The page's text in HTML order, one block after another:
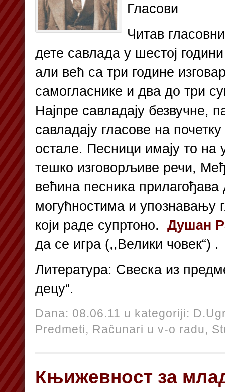
Гласови
Читав
дете савлада у шестој
али већ са три године
самогласнике и два до три
Најпре савладају безвучне,
савладају гласове на
остале. Песници имају то на
тешко изговорљиве речи,
већина песника прилагођава
могућностима и упознавању
који раде супртоно. Душан
да се игра (,,Велики човек“) .
Литература: Свеска из
децу“.
Dana: 08.06.11 u kategoriji:
Predmeti, Računari u v-o radu,
Књижевност за